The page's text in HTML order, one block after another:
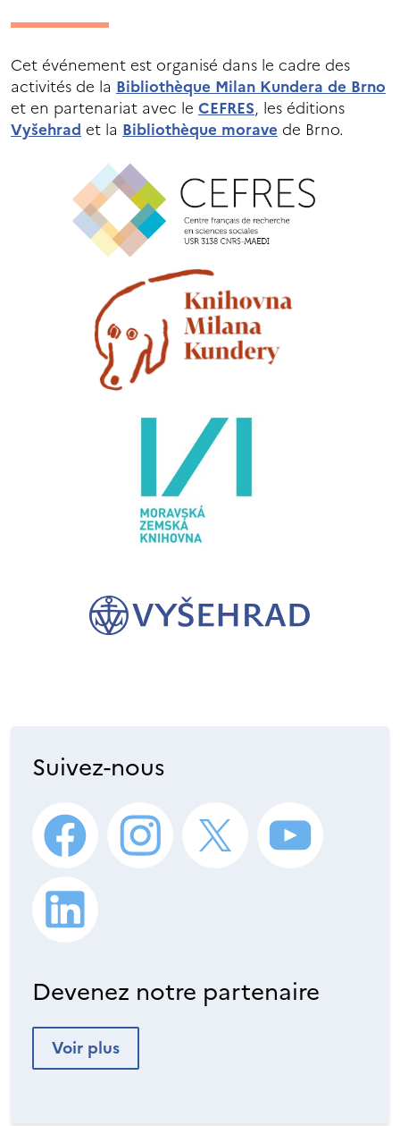
Cet événement est organisé dans le cadre des
activités de la Bibliothèque Milan Kundera de Brno
et en partenariat avec le CEFRES, les éditions
Vyšehrad et la Bibliothèque morave de Brno.
Suivez-nous
Devenez notre partenaire
Voir plus